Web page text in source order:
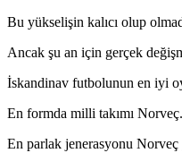
Bu yükselişin kalıcı olup
Ancak şu an için gerçek
İskandinav futbolunun en iyi
En formda milli takımı Norveç.
En parlak jenerasyonu